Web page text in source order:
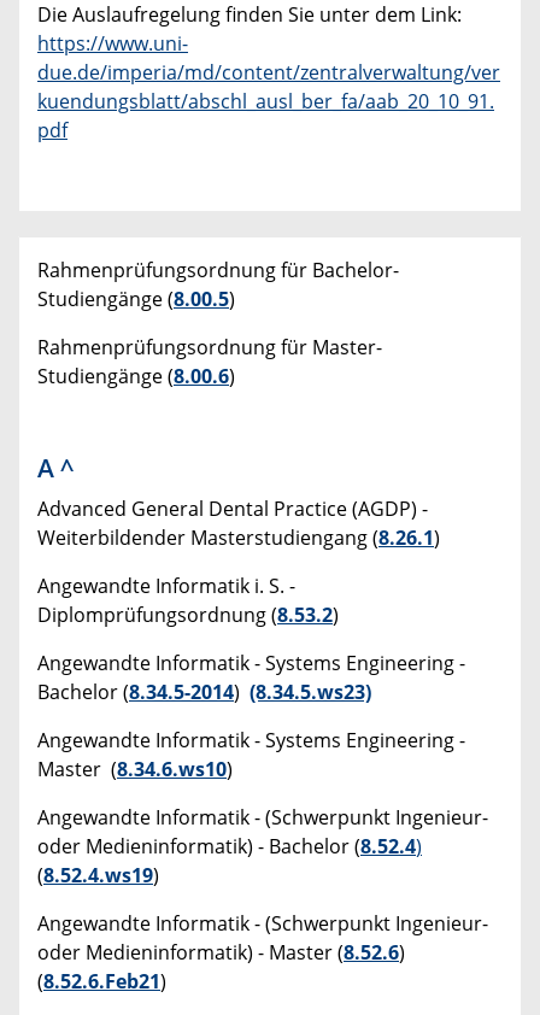
Die Auslaufregelung finden Sie unter dem Link:
https://www.uni-
due.de/imperia/md/content/zentralverwaltung/ver
kuendungsblatt/abschl_ausl_ber_fa/aab_20_10_91.
pdf
Rahmenprüfungsordnung für Bachelor-
Studiengänge (8.00.5)
Rahmenprüfungsordnung für Master-
Studiengänge (8.00.6)
A^
Advanced General Dental Practice (AGDP) -
Weiterbildender Masterstudiengang (8.26.1)
Angewandte Informatik i. S. -
Diplomprüfungsordnung (8.53.2)
Angewandte Informatik - Systems Engineering -
Bachelor (8.34.5-2014) (8.34.5.ws23)
Angewandte Informatik - Systems Engineering -
Master (8.34.6.ws10)
Angewandte Informatik - (Schwerpunkt Ingenieur-
oder Medieninformatik) - Bachelor (8.52.4)
(8.52.4.ws19)
Angewandte Informatik - (Schwerpunkt Ingenieur-
oder Medieninformatik) - Master (8.52.6)
(8.52.6.Feb21)